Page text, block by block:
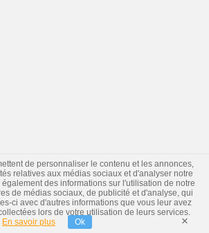
de personnaliser le contenu et les annonces,
relatives aux médias sociaux et d'analyser notre
des informations sur l'utilisation de notre
de médias sociaux, de publicité et d'analyse, qui
ci avec d'autres informations que vous leur avez
lors de votre utilisation de leurs services.
En savoir plus
Ok ×